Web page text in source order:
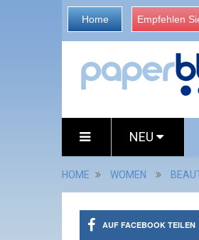
Home Empfehlen
NEU
HOME WOMEN
AUF FACEBOOK TEILEN